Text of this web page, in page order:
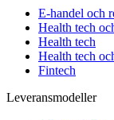
E-handel och
Health tech
Health tech
Health tech
Fintech
Leveransmodeller